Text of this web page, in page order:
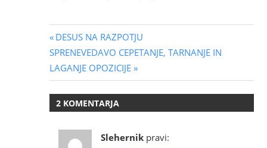
Navigacija
prispevka
Previous
Post:
DESUS NA RAZPOTJU
Next
Post:
SPRENEVEDAVO CEPETANJE, TARNANJE IN
LAGANJE OPOZICIJE
2 KOMENTARJA
Slehernik pravi: